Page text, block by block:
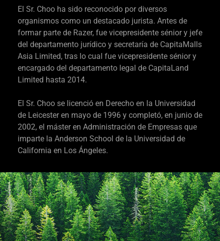
El Sr. Choo ha sido reconocido por diversos
organismos como un destacado jurista. Antes de
formar parte de Razer, fue vicepresidente sénior y jefe
del departamento jurídico y secretaría de CapitaMalls
Asia Limited, tras lo cual fue vicepresidente sénior y
encargado del departamento legal de CapitaLand
Limited hasta 2014.
El Sr. Choo se licenció en Derecho en la Universidad
de Leicester en mayo de 1996 y completó, en junio de
2002, el máster en Administración de Empresas que
imparte la Anderson School de la Universidad de
California en Los Ángeles.